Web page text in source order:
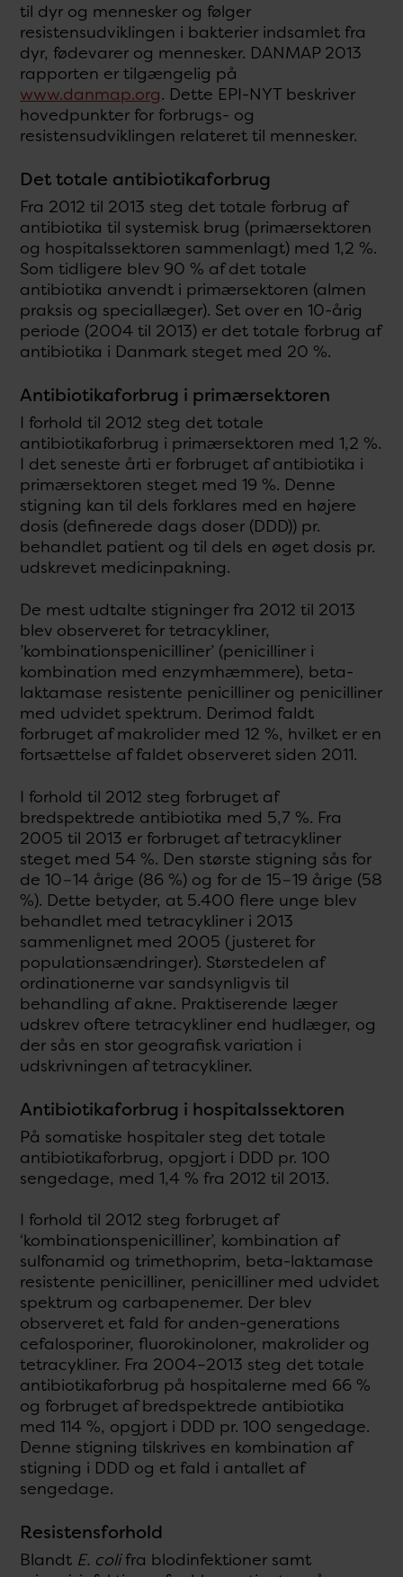
til dyr og mennesker og følger
resistensudviklingen i bakterier indsamlet fra
dyr, fødevarer og mennesker. DANMAP 2013
rapporten er tilgængelig på
www.danmap.org. Dette EPI-NYT beskriver
hovedpunkter for forbrugs- og
resistensudviklingen relateret til mennesker.
Det totale antibiotikaforbrug
Fra 2012 til 2013 steg det totale forbrug af
antibiotika til systemisk brug (primærsektoren
og hospitalssektoren sammenlagt) med 1,2 %.
Som tidligere blev 90 % af det totale
antibiotika anvendt i primærsektoren (almen
praksis og speciallæger). Set over en 10-årig
periode (2004 til 2013) er det totale forbrug af
antibiotika i Danmark steget med 20 %.
Antibiotikaforbrug i primærsektoren
I forhold til 2012 steg det totale
antibiotikaforbrug i primærsektoren med 1,2 %.
I det seneste årti er forbruget af antibiotika i
primærsektoren steget med 19 %. Denne
stigning kan til dels forklares med en højere
dosis (definerede dags doser (DDD)) pr.
behandlet patient og til dels en øget dosis pr.
udskrevet medicinpakning.
De mest udtalte stigninger fra 2012 til 2013
blev observeret for tetracykliner,
’kombinationspenicilliner’ (penicilliner i
kombination med enzymhæmmere), beta-
laktamase resistente penicilliner og penicilliner
med udvidet spektrum. Derimod faldt
forbruget af makrolider med 12 %, hvilket er en
fortsættelse af faldet observeret siden 2011.
I forhold til 2012 steg forbruget af
bredspektrede antibiotika med 5,7 %. Fra
2005 til 2013 er forbruget af tetracykliner
steget med 54 %. Den største stigning sås for
de 10−14 årige (86 %) og for de 15−19 årige (58
%). Dette betyder, at 5.400 flere unge blev
behandlet med tetracykliner i 2013
sammenlignet med 2005 (justeret for
populationsændringer). Størstedelen af
ordinationerne var sandsynligvis til
behandling af akne. Praktiserende læger
udskrev oftere tetracykliner end hudlæger, og
der sås en stor geografisk variation i
udskrivningen af tetracykliner.
Antibiotikaforbrug i hospitalssektoren
På somatiske hospitaler steg det totale
antibiotikaforbrug, opgjort i DDD pr. 100
sengedage, med 1,4 % fra 2012 til 2013.
I forhold til 2012 steg forbruget af
‘kombinationspenicilliner’, kombination af
sulfonamid og trimethoprim, beta-laktamase
resistente penicilliner, penicilliner med udvidet
spektrum og carbapenemer. Der blev
observeret et fald for anden-generations
cefalosporiner, fluorokinoloner, makrolider og
tetracykliner. Fra 2004–2013 steg det totale
antibiotikaforbrug på hospitalerne med 66 %
og forbruget af bredspektrede antibiotika
med 114 %, opgjort i DDD pr. 100 sengedage.
Denne stigning tilskrives en kombination af
stigning i DDD og et fald i antallet af
sengedage.
Resistensforhold
Blandt E. colifra blodinfektioner samt